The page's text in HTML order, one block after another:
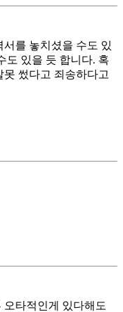
를 놓치셨을 수도 있
도 있을 듯 합니다. 혹
썼다고 죄송하다고
타적인게 있다해도